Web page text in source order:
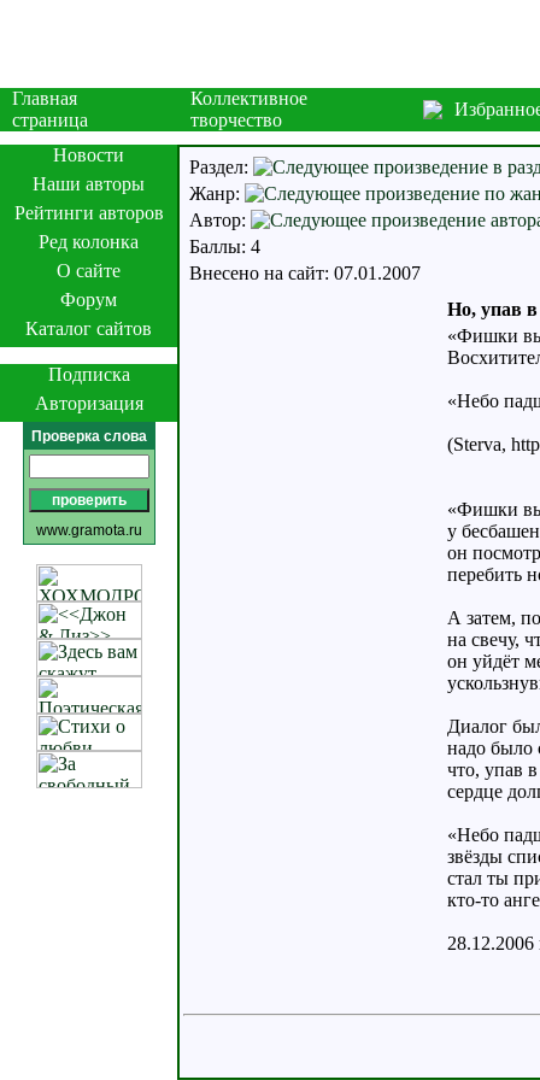
Главная
страница
Коллективное
творчество
Новости
Наши авторы
Рейтинги авторов
Ред колонка
О сайте
Форум
Каталог сайтов
Подписка
Авторизация
Проверка слова
www.gramota.ru
Раздел:
Жанр:
Автор:
Баллы: 4
Внесено на сайт: 07.01.2007
Но, упав в
«Фишки
«Небо
(Sterva,
«Фишки
у
он
перебить
А затем,
на свечу,
он уйдёт
Диалог
надо было
что, упав
сердце
«Небо
звёзды
стал ты
кто-то
28.12.2006